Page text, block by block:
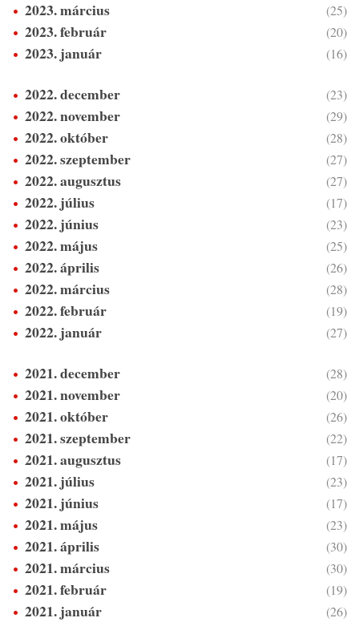
2023. március (25)
2023. február (20)
2023. január (16)
2022. december (23)
2022. november (29)
2022. október (28)
2022. szeptember (27)
2022. augusztus (27)
2022. július (17)
2022. június (23)
2022. május (25)
2022. április (26)
2022. március (28)
2022. február (19)
2022. január (27)
2021. december (28)
2021. november (20)
2021. október (26)
2021. szeptember (22)
2021. augusztus (17)
2021. július (23)
2021. június (17)
2021. május (23)
2021. április (30)
2021. március (30)
2021. február (19)
2021. január (26)